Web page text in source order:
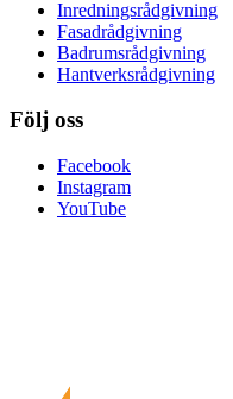
Inredningsrådgivning
Fasadrådgivning
Badrumsrådgivning
Hantverksrådgivning
Följ oss
Facebook
Instagram
YouTube